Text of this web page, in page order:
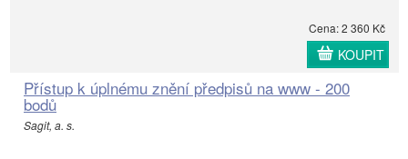
Cena: 2 360 Kč
KOUPIT
Přístup k úplnému znění předpisů na www - 200
bodů
Sagit, a. s.